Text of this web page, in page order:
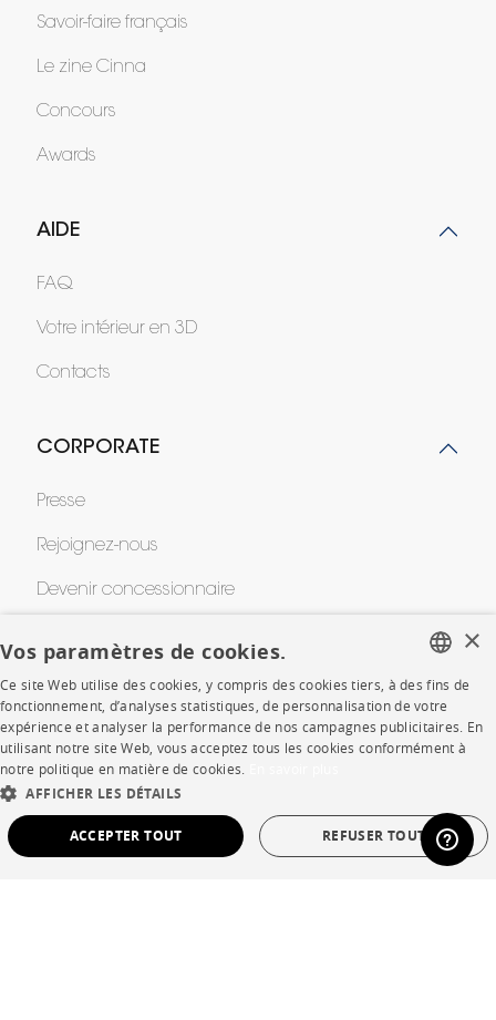
Savoir-faire français
Le zine Cinna
Concours
Awards
AIDE
FAQ
Votre intérieur en 3D
Contacts
CORPORATE
Presse
Rejoignez-nous
Devenir concessionnaire
SHOP
Points de vente
FRENCH
ENGLISH
SPANISH
×
Vos paramètres de cookies.
Ce site Web utilise des cookies, y compris des cookies tiers, à des fins de
fonctionnement, d’analyses statistiques, de personnalisation de votre
expérience et analyser la performance de nos campagnes publicitaires. En
utilisant notre site Web, vous acceptez tous les cookies conformément à
notre politique en matière de cookies.
AFFICHER LES DÉTAILS
ACCEPTER TOUT REFUSER TOUT